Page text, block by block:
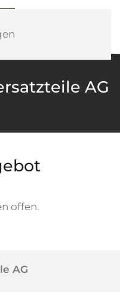
AG
offen.
AG